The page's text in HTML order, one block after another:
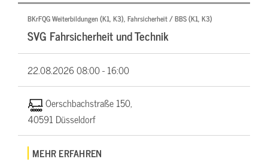
BKrFQG Weiterbildungen (K1, K3), Fahrsicherheit / BBS (K1, K3)
SVG Fahrsicherheit und Technik
22.08.202608:00 - 16:00
Oerschbachstraße 150,
40591 Düsseldorf
MEHR ERFAHREN